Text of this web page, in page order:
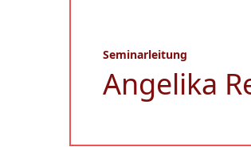
Seminarleitung
Angelika